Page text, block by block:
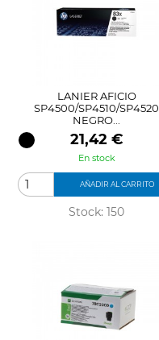
LANIER AFICIO
SP4500/SP4510/SP4520
NEGRO...
Precio
21,42 €
En stock
AÑADIR AL CARRITO
Stock: 150